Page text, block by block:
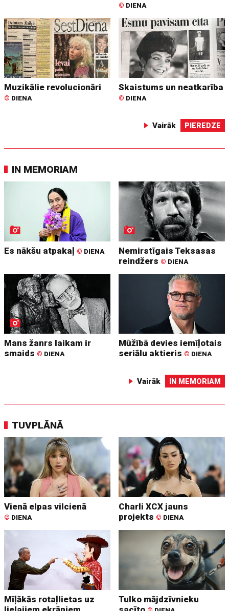
© DIENA
Muzikālie revolucionāri
© DIENA
Skaistums un neatkarība
© DIENA
Vairāk PIEREDZE
IN MEMORIAM
Es nākšu atpakaļ © DIENA
Nemirstīgais Teksasas
reindžers © DIENA
Mans žanrs laikam ir
smaids © DIENA
Mūžībā devies iemīļotais
seriālu aktieris © DIENA
Vairāk IN MEMORIAM
TUVPLĀNĀ
Vienā elpas vilcienā
© DIENA
Charli XCX jauns
projekts © DIENA
Mīļākās rotaļlietas uz
Tulko mājdzīvnieku